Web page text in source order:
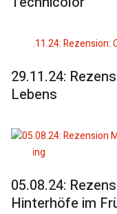
29.11.24:
Lebens
05.08.24:
Hinterhöfe im